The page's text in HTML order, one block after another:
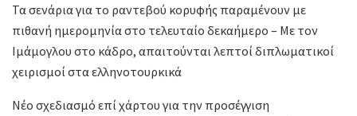
Τα σενάρια για το ραντεβού κορυφής παραμένουν με
πιθανή ημερομηνία στο τελευταίο δεκαήμερο – Με τον
Ιμάμογλου στο κάδρο, απαιτούνται λεπτοί διπλωματικοί
χειρισμοί στα ελληνοτουρκικά
Νέο σχεδιασμό επί χάρτου για την προσέγγιση